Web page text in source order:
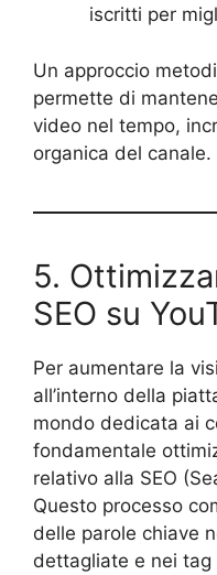
iscritti per
Un approccio
permette di
video nel tempo,
organica del canale.
5.
SEO su
Per aumentare la
all’interno della
mondo dedicata ai
fondamentale
relativo alla SEO
Questo processo
delle parole chiave
dettagliate e nei